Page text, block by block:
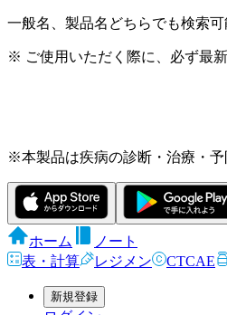
一般名、製品名どちらでも検索可
※ ご使用いただく際に、必ず最
※本製品は疾病の診断・治療・予
ホーム
ノート
表・計算
レジメン CTCAE
新規登録